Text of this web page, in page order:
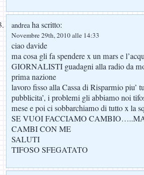
andreaha scritto:
Novembre 29th, 2010 alle 14:33
ciao davide
ma cosa gli fa spendere x un mars e
GIORNALISTI guadagni alla radio da
prima nazione
lavoro fisso alla Cassa di Risparmio piu’
pubblicita’, i problemi gli abbiamo noi
mese e poi ci sobbarchiamo di tutto x la
SE VUOI FACCIAMO
CAMBI CON ME
SALUTI
TIFOSO SFEGATATO